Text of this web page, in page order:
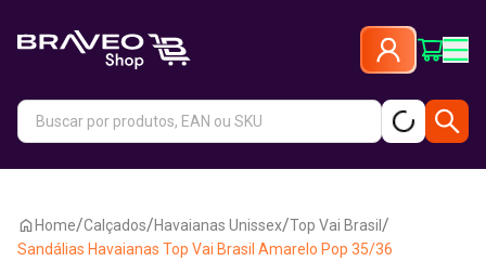
Home/Calçados/Havaianas Unissex/Top Vai Brasil /
Sandálias Havaianas Top Vai Brasil Amarelo Pop 35/36